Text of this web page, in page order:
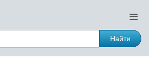
Найти